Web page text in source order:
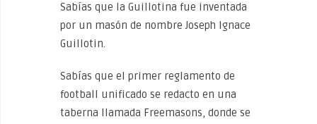
Sabías que la Guillotina fue inventada
por un masón de nombre Joseph Ignace
Guillotin.
Sabías que el primer reglamento de
football unificado se redacto en una
taberna llamada Freemasons, donde se